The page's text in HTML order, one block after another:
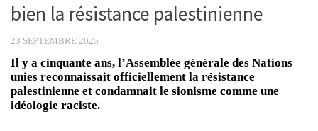
bien la résistance palestinienne
23 SEPTEMBRE 2025
Il y a cinquante ans, l’Assemblée générale des Nations
unies reconnaissait officiellement la résistance
palestinienne et condamnait le sionisme comme une
idéologie raciste.